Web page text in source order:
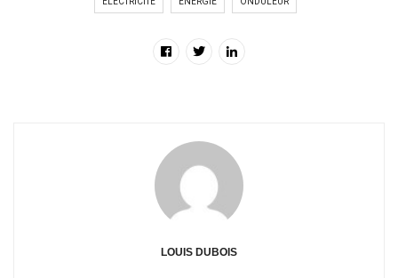
LOUIS DUBOIS